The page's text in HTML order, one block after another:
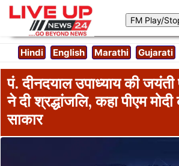
Hindi English Marathi Gujarati
पं. दीनदयाल उपाध्याय की जयंती
ने दी श्रद्धांजलि, कहा पीएम
साकार